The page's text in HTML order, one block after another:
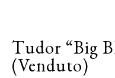
Tudor “Big
(Venduto)